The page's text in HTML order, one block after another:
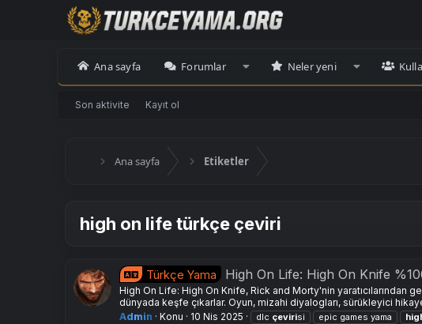
Ana sayfa Forumlar Neler yeni
Son aktivite Kayıt ol
Ana sayfa Etiketler
high on life türkçe çeviri
Türkçe Yama High On Life: High On Knife
High On Life: High On Knife, Rick and Morty'nin
dünyada keşfe çıkarlar. Oyun, mizahi diyalogları, sürükleyici
Admin
Konu 10 Nis 2025 dlc çevirisi epic games yama